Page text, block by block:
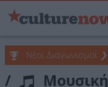
Νέοι Διαγωνισμοί ❯
/ Μουσική